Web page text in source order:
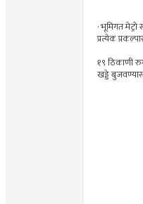
· भूमिगत
प्रत्येक
१९ ठिकाणी
खड्डे